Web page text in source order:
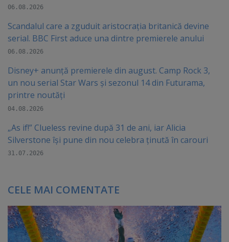
06.08.2026
Scandalul care a zguduit aristocrația britanică devine
serial. BBC First aduce una dintre premierele anului
06.08.2026
Disney+ anunță premierele din august. Camp Rock 3,
un nou serial Star Wars și sezonul 14 din Futurama,
printre noutăți
04.08.2026
„As if!” Clueless revine după 31 de ani, iar Alicia
Silverstone își pune din nou celebra ținută în carouri
31.07.2026
CELE MAI COMENTATE